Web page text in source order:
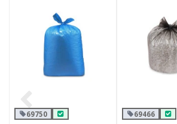
69750 69466